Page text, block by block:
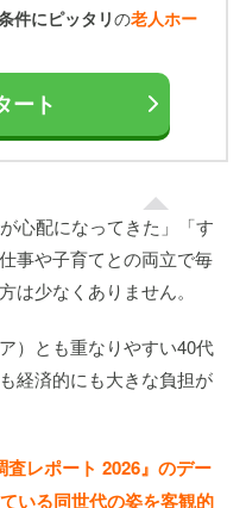
件にピッタリの老人ホー
ート
心配になってきた」「す
事や子育てとの両立で毎
少なくありません。
）とも重なりやすい40代
経済的にも大きな負担が
レポート 2026』のデー
いる同世代の姿を客観的